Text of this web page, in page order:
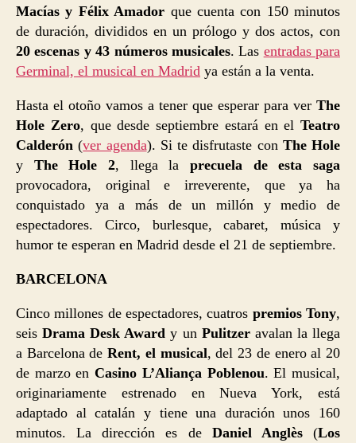
Macías y Félix Amador que cuenta con 150 minutos
de duración, divididos en un prólogo y dos actos, con
20 escenas y 43 números musicales. Las entradas para
Germinal, el musical en Madrid ya están a la venta.
Hasta el otoño vamos a tener que esperar para ver The
Hole Zero, que desde septiembre estará en el Teatro
Calderón (ver agenda). Si te disfrutaste con The Hole
y The Hole 2, llega laprecuela de esta saga
provocadora, original e irreverente, que ya ha
conquistado ya a más de un millón y medio de
espectadores. Circo, burlesque, cabaret, música y
humor te esperan en Madrid desde el 21 de septiembre.
BARCELONA
Cinco millones de espectadores, cuatros premios Tony,
seisDrama Desk Award y un Pulitzeravalan la llega
a Barcelona deRent, el musical, del 23 de enero al 20
de marzo en Casino L’Aliança Poblenou. El musical,
originariamente estrenado en Nueva York, está
adaptado al catalán y tiene una duración unos 160
minutos. La dirección es de Daniel Anglès(Los